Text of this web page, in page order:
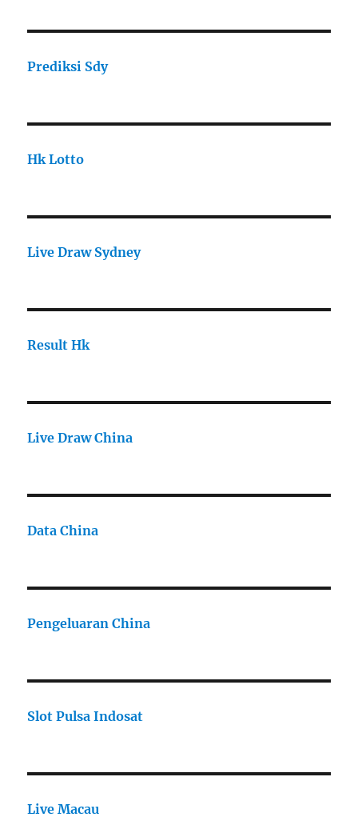
Prediksi Sdy
Hk Lotto
Live Draw Sydney
Result Hk
Live Draw China
Data China
Pengeluaran China
Slot Pulsa Indosat
Live Macau